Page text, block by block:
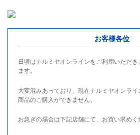
お客様各位
日頃はナルミヤオンラインをご利用いただ
ます。
大変混みあっており、現在ナルミヤオンラ
商品のご購入ができません。
お急ぎの場合は下記店舗にて、お買い求めく